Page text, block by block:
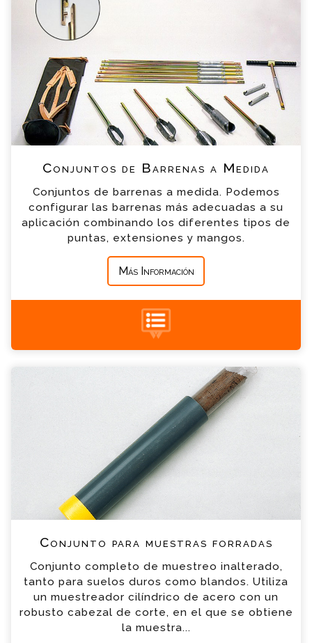
Conjuntos de Barrenas a Medida
Conjuntos de barrenas a medida. Podemos
configurar las barrenas más adecuadas a su
aplicación combinando los diferentes tipos de
puntas, extensiones y mangos.
Más Información
Por favor completa el formulario, un miembro
de nuestro equipo contactara contigo en
Nombre
*
Email
*
Teléfono
Empresa
*
+34 935 900 007
Conjunto para muestras forradas
Conjunto completo de muestreo inalterado,
tanto para suelos duros como blandos. Utiliza
un muestreador cilíndrico de acero con un
robusto cabezal de corte, en el que se obtiene
la muestra...
Conjunto para muestras forradas Consulta
Por favor completa el formulario, un miembro
de nuestro equipo contactara contigo en
breve
Empresa
*
Mensaje